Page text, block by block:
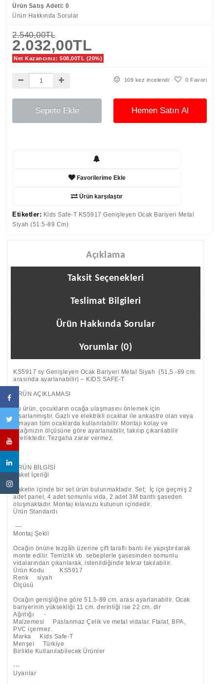
Ürün Satış Adeti: 0
Ürün Hakkında Sorular
2.540,00TL
2.032,00TL
Net Kazancınız: 508,00TL (20%)
109 kez incelendi 0 Favori
Sepete Ekle Hemen Satın Al
Favorilerime Ekle
Ürün karşılaştır
Etiketler: Kids Safe-T KS5917 Genişleyen Ocak Bariyeri Metal
Siyah (51.5-89 Cm)
Açıklama
Taksit Seçenekleri
Teslimat Bilgileri
Ürün Hakkında Sorular
Yorumlar (0)
KS5917 sy Genişleyen Ocak Bariyeri Metal Siyah (51,5 -89 cm.
arasında ayarlanabilir) – KIDS SAFE-T
ÜRÜN AÇIKLAMASI
Bu ürün, çocukların ocağa ulaşmasını önlemek için
tasarlanmıştır. Gazlı ve elektrikli ocaklar ile ankastre olan veya
olmayan tüm ocaklarda kullanılabilir. Montajı kolay ve
ocağınızın ölçüsüne göre ayarlanabilir, takılıp çıkarılabilir
özelliktedir. Tezgaha zarar vermez.
ÜRÜN BİLGİSİ
Paket İçeriği
Paketin içinde bir set ürün bulunmaktadır. Set; İç içe geçmiş 2
adet panel, 4 adet somunlu vida, 2 adet 3M bantlı şaseden
oluşmaktadır. Montaj kılavuzu kutunun içindedir.
Ürün Standardı
---
Montaj Şekli
Ocağın önüne tezgâh üzerine çift taraflı bantı ile yapıştırılarak
monte edilir. Temizlik vb. sebeplerle şasesinden somunlu
vidalarından çıkarılarak, istenildiğinde tekrar takılabilir.
Ürün Kodu KS5917
Renk siyah
Ölçüsü
Ocağın genişliğine göre 51.5-89 cm. arası ayarlanabilir. Ocak
bariyerinin yüksekliği 11 cm. derinliği ise 22 cm. dir
Ağırlığı -
Malzemesi Paslanmaz Çelik ve metal vidalar. Ftalat, BPA,
PVC içermez.
Marka Kids Safe-T
Menşei Türkiye
Birlikte Kullanılabilecek Ürünler
---
Uyarılar